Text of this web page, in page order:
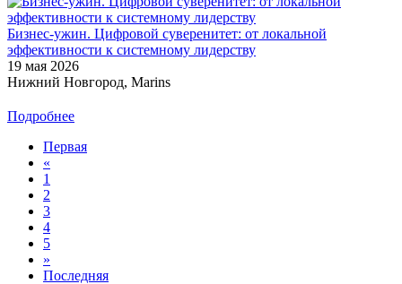
Бизнес-ужин. Цифровой суверенитет: от локальной
эффективности к системному лидерству
19 мая 2026
Нижний Новгород, Marins
Подробнее
Первая
«
1
2
3
4
5
»
Последняя